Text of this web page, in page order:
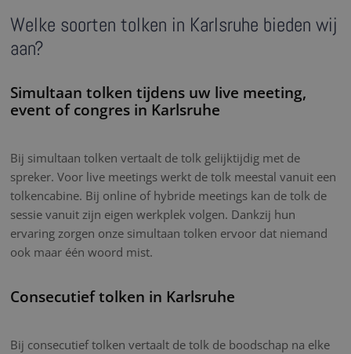
Welke soorten tolken in Karlsruhe bieden wij
aan?
Simultaan tolken tijdens uw live meeting,
event of congres in Karlsruhe
Bij simultaan tolken vertaalt de tolk gelijktijdig met de
spreker. Voor live meetings werkt de tolk meestal vanuit een
tolkencabine. Bij online of hybride meetings kan de tolk de
sessie vanuit zijn eigen werkplek volgen. Dankzij hun
ervaring zorgen onze simultaan tolken ervoor dat niemand
ook maar één woord mist.
Consecutief tolken in Karlsruhe
Bij consecutief tolken vertaalt de tolk de boodschap na elke